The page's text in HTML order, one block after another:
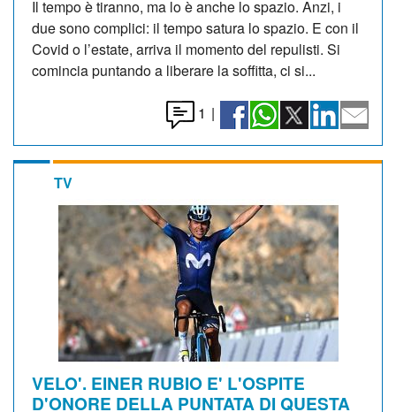
Il tempo è tiranno, ma lo è anche lo spazio. Anzi, i
due sono complici: il tempo satura lo spazio. E con il
Covid o l’estate, arriva il momento del repulisti. Si
comincia puntando a liberare la soffitta, ci si...
1 |
TV
VELO'. EINER RUBIO E' L'OSPITE
D'ONORE DELLA PUNTATA DI QUESTA